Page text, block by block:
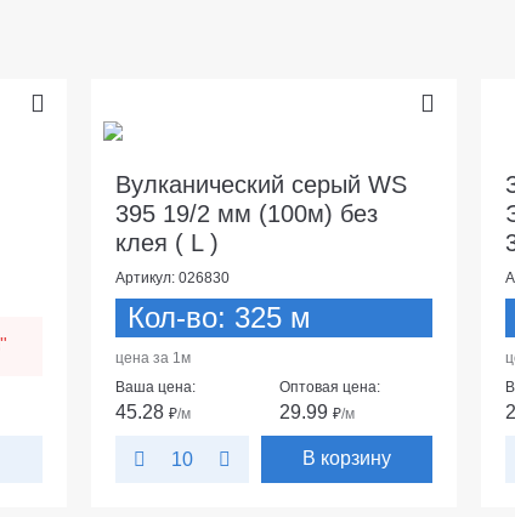
Вулканический серый WS
395 19/2 мм (100м) без
клея ( L )
Артикул: 026830
Кол-во: 325 м
цена за 1м
Ваша цена:
45.28 ₽/м
Оптовая цена:
29.99₽/м
10 В корзину